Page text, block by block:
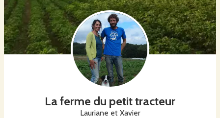
La ferme du petit tracteur
Lauriane et Xavier